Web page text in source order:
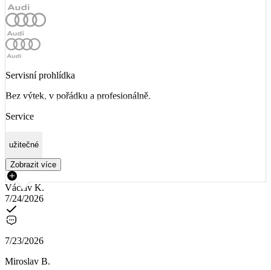
Servisní prohlídka
Bez výtek, v pořádku a profesionálně.
Service
užitečné
Zobrazit více
Václav K.
7/24/2026
7/23/2026
Miroslav B.